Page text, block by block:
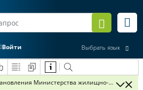
Войти Выбрать язык
Министерства жилищно-